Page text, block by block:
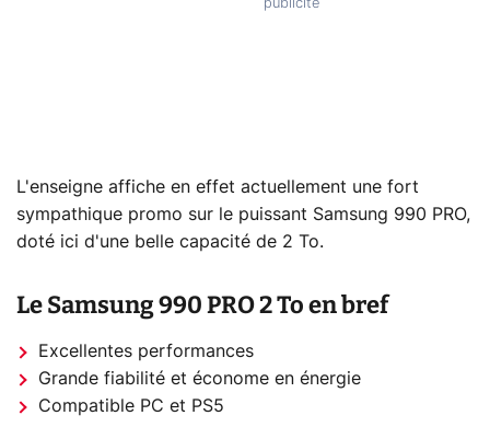
L'enseigne affiche en effet actuellement une fort
sympathique promo sur le puissant Samsung 990 PRO,
doté ici d'une belle capacité de 2 To.
Le Samsung 990 PRO 2 To en bref
Excellentes performances
Grande fiabilité et économe en énergie
Compatible PC et PS5